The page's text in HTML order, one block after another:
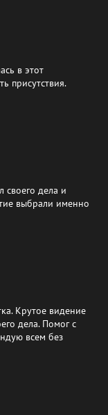
в этот
присутствия.
своего дела и
выбрали именно
Крутое видение
дела. Помог с
всем без